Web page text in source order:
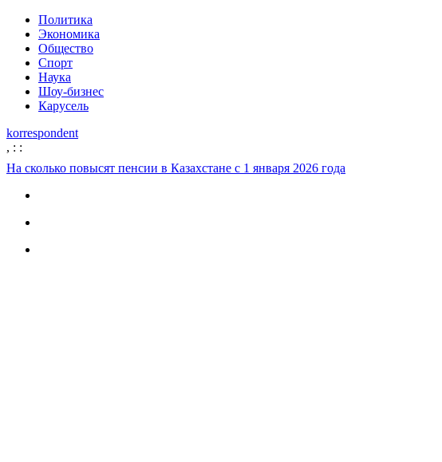
Политика
Экономика
Общество
Спорт
Наука
Шоу-бизнес
Карусель
korrespondent
, : :
На сколько повысят пенсии в Казахстане с 1 января 2026 года